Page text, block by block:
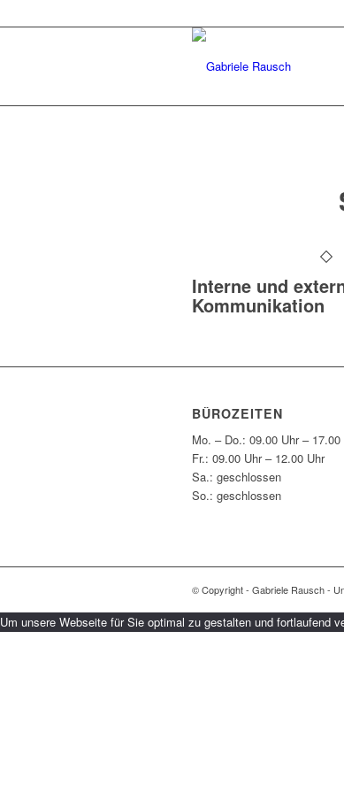
Interne und
Kommunikation
BÜROZEITEN
Mo. – Do.: 09.00 Uhr – 17.00
Fr.: 09.00 Uhr – 12.00 Uhr
Sa.: geschlossen
So.: geschlossen
© Copyright - Gabriele Rausch -
Um unsere Webseite für Sie optimal zu gestalten und fortlaufend